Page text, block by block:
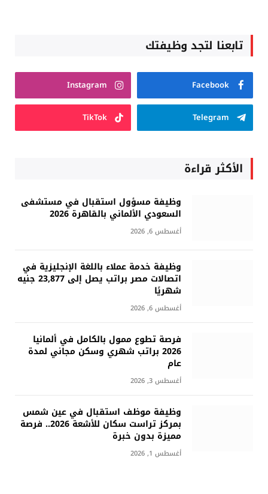
تابعنا لتجد وظيفتك
Facebook
Instagram
Telegram
TikTok
الأكثر قراءة
وظيفة مسؤول استقبال في مستشفى
السعودي الألماني بالقاهرة 2026
أغسطس 6, 2026
وظيفة خدمة عملاء باللغة الإنجليزية في
اتصالات مصر براتب يصل إلى 23,877 جنيه
شهريًا
أغسطس 6, 2026
فرصة تطوع ممول بالكامل في ألمانيا
2026 براتب شهري وسكن مجاني لمدة
عام
أغسطس 3, 2026
وظيفة موظف استقبال في عين شمس
بمركز تراست سكان للأشعة 2026.. فرصة
مميزة بدون خبرة
أغسطس 1, 2026